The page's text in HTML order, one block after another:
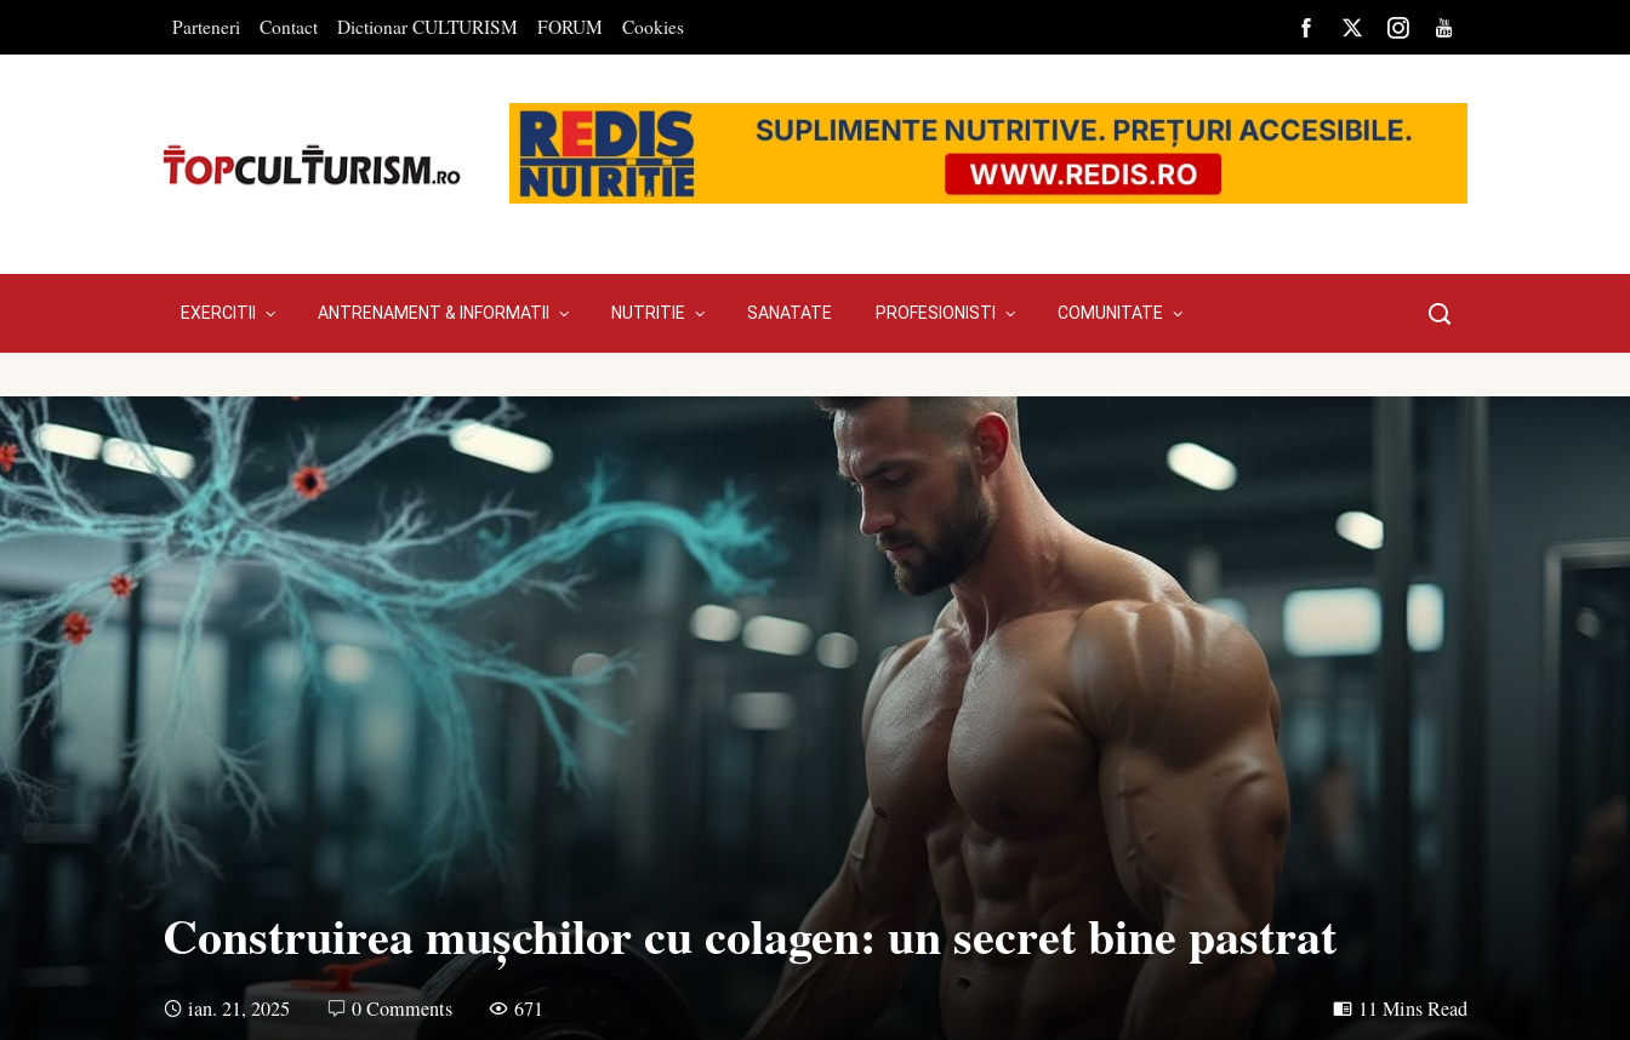
Parteneri Contact Dictionar CULTURISM FORUM Cookies
EXERCITII ANTRENAMENT & INFORMATII NUTRITIE SANATATE PROFESIONISTI COMUNITATE
Construirea mușchilor cu colagen: un secret bine pastrat
ian. 21, 2025 0 Comments 671 11 Mins Read